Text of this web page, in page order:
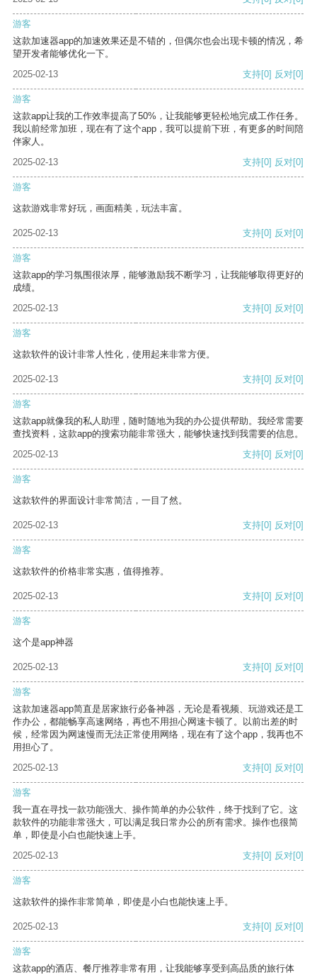
游客
这款加速器app的加速效果还是不错的，但偶尔也会出现卡顿的情况，希
望开发者能够优化一下。
2025-02-13
支持[0] 反对[0]
游客
这款app让我的工作效率提高了50%，让我能够更轻松地完成工作任务。
我以前经常加班，现在有了这个app，我可以提前下班，有更多的时间陪
伴家人。
2025-02-13
支持[0] 反对[0]
游客
这款游戏非常好玩，画面精美，玩法丰富。
2025-02-13 支持[0] 反对[0]
游客
这款app的学习氛围很浓厚，能够激励我不断学习，让我能够取得更好的
成绩。
2025-02-13
支持[0] 反对[0]
游客
这款软件的设计非常人性化，使用起来非常方便。
2025-02-13 支持[0] 反对[0]
游客
这款app就像我的私人助理，随时随地为我的办公提供帮助。我经常需要
查找资料，这款app的搜索功能非常强大，能够快速找到我需要的信息。
2025-02-13
支持[0] 反对[0]
游客
这款软件的界面设计非常简洁，一目了然。
2025-02-13 支持[0] 反对[0]
游客
这款软件的价格非常实惠，值得推荐。
2025-02-13 支持[0] 反对[0]
游客
这个是app神器
2025-02-13 支持[0] 反对[0]
游客
这款加速器app简直是居家旅行必备神器，无论是看视频、玩游戏还是工
作办公，都能畅享高速网络，再也不用担心网速卡顿了。以前出差的时
候，经常因为网速慢而无法正常使用网络，现在有了这个app，我再也不
用担心了。
2025-02-13
支持[0] 反对[0]
游客
我一直在寻找一款功能强大、操作简单的办公软件，终于找到了它。这
款软件的功能非常强大，可以满足我日常办公的所有需求。操作也很简
单，即使是小白也能快速上手。
2025-02-13
支持[0] 反对[0]
游客
这款软件的操作非常简单，即使是小白也能快速上手。
2025-02-13 支持[0] 反对[0]
游客
这款app的酒店、餐厅推荐非常有用，让我能够享受到高品质的旅行体